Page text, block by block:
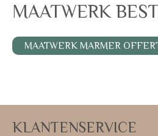
MAATWERK
MAATWERK MARMER
KLANTENSERVICE